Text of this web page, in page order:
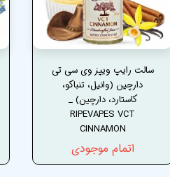
سالت رایپ ویپز وی سی تی
دارچین (وانیل، تنباکو،
کاستارد، دارچین) _
RIPEVAPES VCT
CINNAMON
اتمام موجودی